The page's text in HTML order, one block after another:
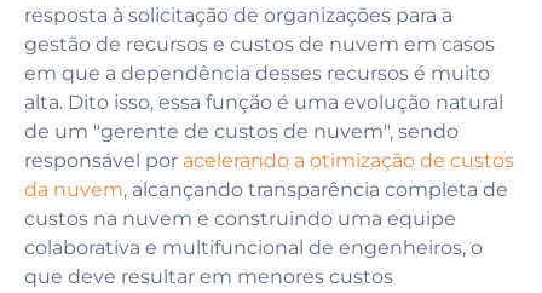
resposta à solicitação de organizações para a
gestão de recursos e custos de nuvem em casos
em que a dependência desses recursos é muito
alta. Dito isso, essa função é uma evolução natural
de um "gerente de custos de nuvem", sendo
responsável por acelerando a otimização de custos
da nuvem, alcançando transparência completa de
custos na nuvem e construindo uma equipe
colaborativa e multifuncional de engenheiros, o
que deve resultar em menores custos